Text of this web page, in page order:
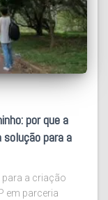
por que a
solução para a
a criação
em parceria